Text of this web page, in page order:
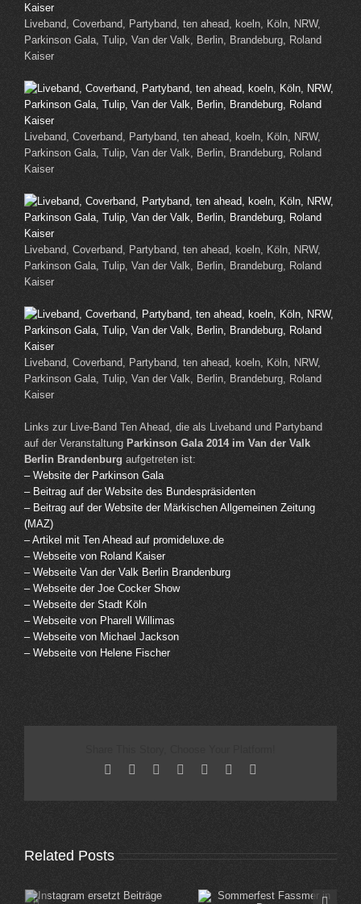
Liveband, Coverband, Partyband, ten ahead, koeln, Köln, NRW,
Parkinson Gala, Tulip, Van der Valk, Berlin, Brandeburg, Roland
Kaiser
Liveband, Coverband, Partyband, ten ahead, koeln, Köln, NRW,
Parkinson Gala, Tulip, Van der Valk, Berlin, Brandeburg, Roland
Kaiser
Liveband, Coverband, Partyband, ten ahead, koeln, Köln, NRW,
Parkinson Gala, Tulip, Van der Valk, Berlin, Brandeburg, Roland
Kaiser
Liveband, Coverband, Partyband, ten ahead, koeln, Köln, NRW,
Parkinson Gala, Tulip, Van der Valk, Berlin, Brandeburg, Roland
Kaiser
Links zur Live-Band Ten Ahead, die als Liveband und Partyband
auf der Veranstaltung Parkinson Gala 2014 im Van der Valk
Berlin Brandenburg aufgetreten ist:
– Website der Parkinson Gala
– Beitrag auf der Website des Bundespräsidenten
– Beitrag auf der Website der Märkischen Allgemeinen Zeitung
(MAZ)
– Artikel mit Ten Ahead auf promideluxe.de
– Webseite von Roland Kaiser
– Webseite Van der Valk Berlin Brandenburg
– Webseite der Joe Cocker Show
– Webseite der Stadt Köln
– Webseite von Pharell Willimas
– Webseite von Michael Jackson
– Webseite von Helene Fischer
Facebook Reddit LinkedIn
TumblrPinterest
Related Posts